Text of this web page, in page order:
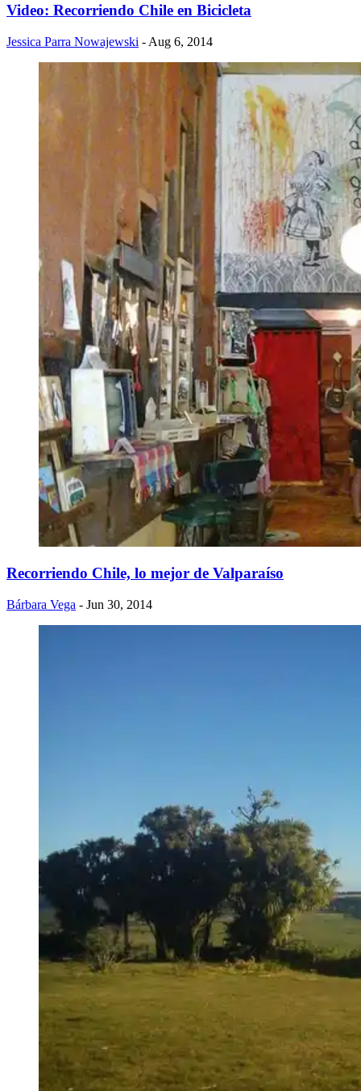
Video: Recorriendo Chile en Bicicleta
Jessica Parra Nowajewski - Aug 6, 2014
​Recorriendo Chile, lo mejor de Valparaíso
Bárbara Vega - Jun 30, 2014